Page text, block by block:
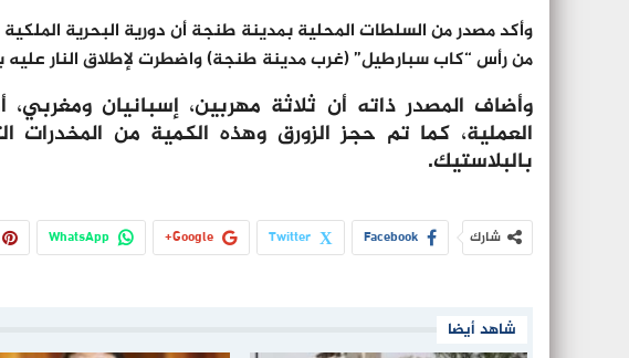
وأكد مصدر من السلطات المحلية بمدينة طنجة أن دورية البحرية
من رأس “كاب سبارطيل” (غرب مدينة طنجة) واضطرت لإطلاق النار عليه
وأضاف المصدر ذاته أن ثلاثة مهربين، إسبانيان
بالبلاستيك.
شارك Facebook
Twitter
Google+
WhatsApp
شاهد أيضا